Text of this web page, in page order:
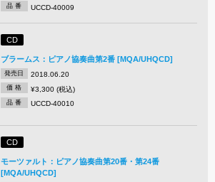
品 番 UCCD-40009
CD
ブラームス：ピアノ協奏曲第2番 [MQA/UHQCD]
発売日 2018.06.20
価 格 ¥3,300 (税込)
品 番 UCCD-40010
CD
モーツァルト：ピアノ協奏曲第20番・第24番
[MQA/UHQCD]